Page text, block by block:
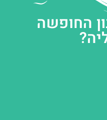
החופשה